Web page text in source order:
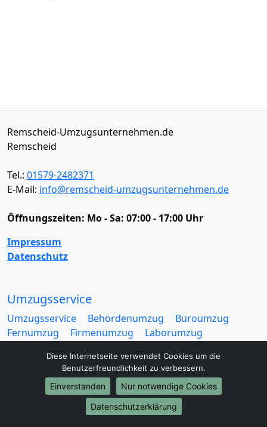
Remscheid-Umzugsunternehmen.de
Remscheid
Tel.: 01579-2482371
E-Mail: info@remscheid-umzugsunternehmen.de
Öffnungszeiten: Mo - Sa: 07:00 - 17:00 Uhr
Impressum
Datenschutz
Umzugsservice
Umzugsservice Behördenumzug
Büroumzug
Fernumzug
Firmenumzug
Laborumzug
Seniorenumzug
Studentenumzug
Beiladung
Entrümpelung
Halteverbotszone
Klaviertransport
Haushaltsauflösung
Möbeltaxi
Möbelmitfahrzentrale
Umzugskartons
Diese Internetseite verwendet Cookies um die
Benutzerfreundlichkeit zu verbessern.
Einverstanden
Nur notwendige Cookies
Datenschutzerklärung